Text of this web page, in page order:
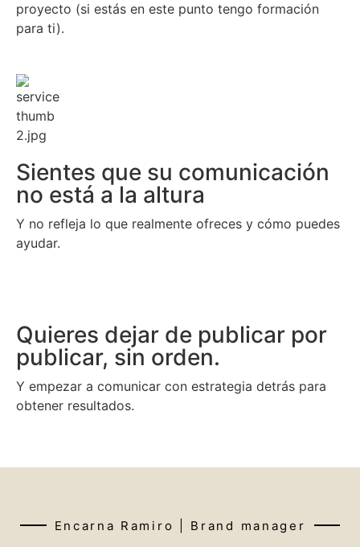
proyecto (si estás en este punto tengo formación
para ti).
Sientes que su comunicación
no está a la altura
Y no refleja lo que realmente ofreces y cómo puedes
ayudar.
Quieres dejar de publicar por
publicar, sin orden.
Y empezar a comunicar con estrategia detrás para
obtener resultados.
Encarna Ramiro | Brand manager